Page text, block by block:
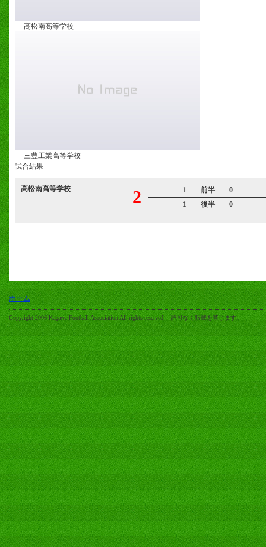
高松南高等学校
三豊工業高等学校
試合結果
高松南高等学校 2
1 前半 0
1 後半 0
ホーム
Copyright 2006 Kagawa Football Association All rights reserved. 許可なく転載を禁じます。